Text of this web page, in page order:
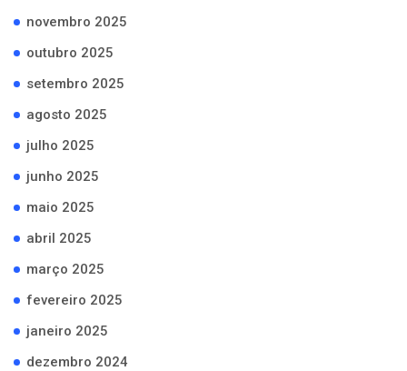
novembro 2025
outubro 2025
setembro 2025
agosto 2025
julho 2025
junho 2025
maio 2025
abril 2025
março 2025
fevereiro 2025
janeiro 2025
dezembro 2024